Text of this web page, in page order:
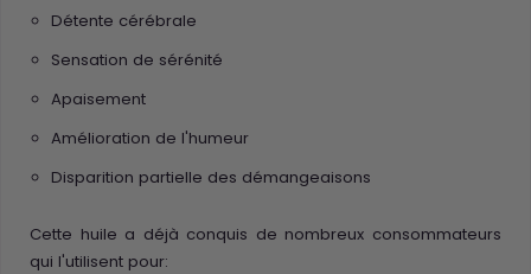
Détente cérébrale
Sensation de sérénité
Apaisement
Amélioration de l'humeur
Disparition partielle des démangeaisons
Cette huile a déjà conquis de nombreux consommateurs
qui l'utilisent pour: